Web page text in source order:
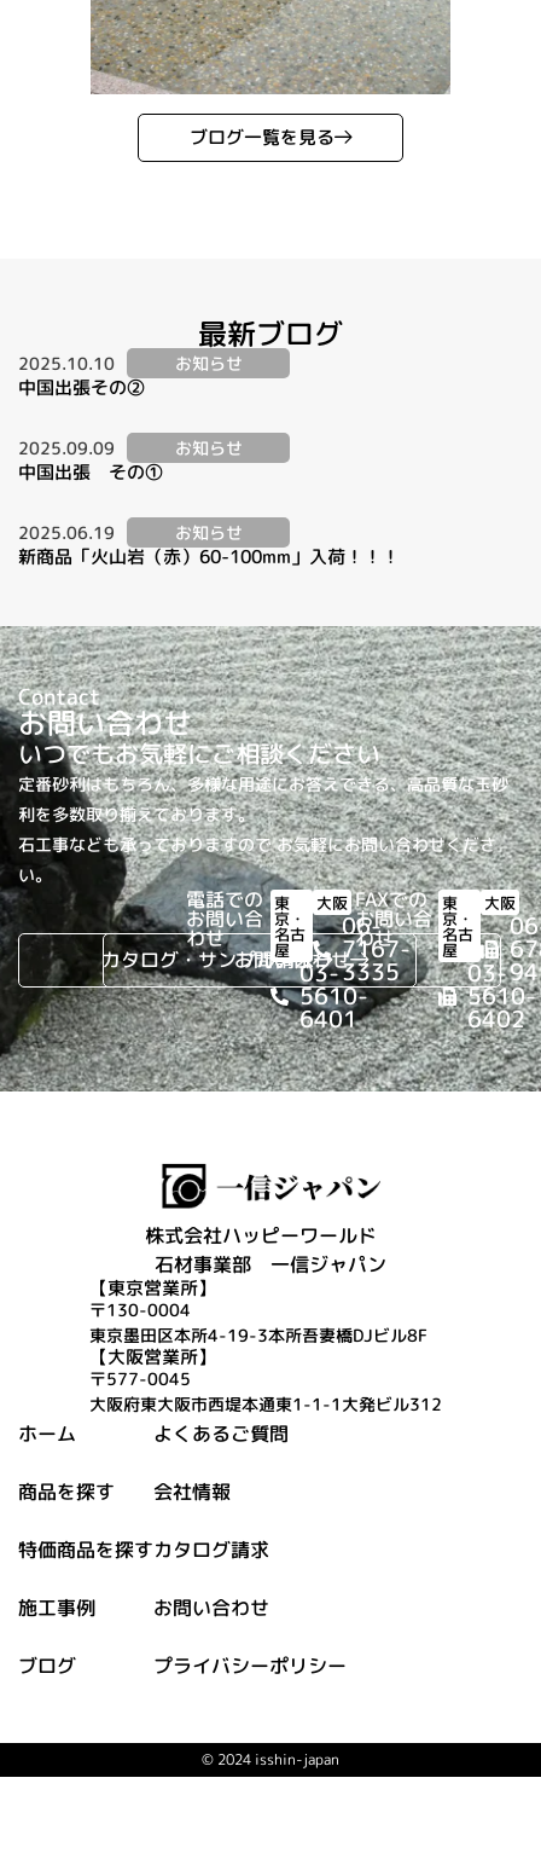
ブログ一覧を見る
最新ブログ
2025.10.10 お知らせ
中国出張その②
2025.09.09 お知らせ
中国出張 その①
2025.06.19 お知らせ
新商品「火山岩（赤）60-100mm」入荷！！！
Contact
お問い合わせ
いつでもお気軽にご相談ください
定番砂利はもちろん、多様な用途にお答えできる、高品質な玉砂
利を多数取り揃えております。
石工事なども承っておりますので お気軽にお問い合わせくださ
い。
カタログ・サンプル請求
お問い合わせ
電話での
お問い合
わせ
東
京・
名古
屋
03-
5610-
6401
大阪
06-
7167-
3335
FAXでの
お問い合
わせ
東
京・
名古
屋
03-
5610-
6402
大阪
株式会社ハッピーワールド
石材事業部 一信ジャパン
【東京営業所】
〒130-0004
東京墨田区本所4-19-3本所吾妻橋DJビル8F
【大阪営業所】
〒577-0045
大阪府東大阪市西堤本通東1-1-1大発ビル312
ホーム
商品を探す
特価商品を探す
施工事例
ブログ
よくあるご質問
会社情報
カタログ請求
お問い合わせ
プライバシーポリシー
© 2024 isshin-japan